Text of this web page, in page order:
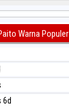
Warna Populer
6d